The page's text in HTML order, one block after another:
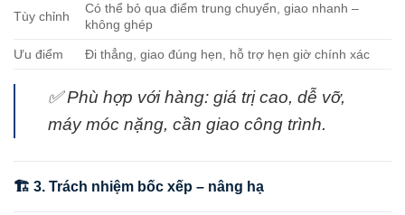
Tùy chỉnh
Có thể bỏ qua điểm trung chuyển, giao nhanh –
không ghép
Ưu điểm Đi thẳng, giao đúng hẹn, hỗ trợ hẹn giờ chính xác
✅ Phù hợp với hàng: giá trị cao, dễ vỡ,
máy móc nặng, cần giao công trình.
🏗️ 3. Trách nhiệm bốc xếp – nâng hạ